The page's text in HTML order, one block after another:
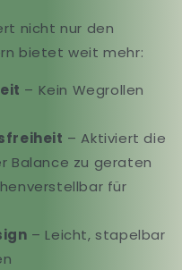
nicht nur den
bietet weit mehr:
– Kein Wegrollen
– Aktiviert die
Balance zu geraten
für
– Leicht, stapelbar